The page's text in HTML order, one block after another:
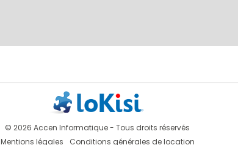
© 2026 Accen Informatique - Tous droits réservés
Mentions légales
Conditions générales de location